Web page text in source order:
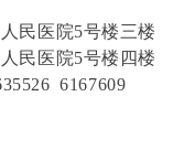
民医院5号楼三楼
民医院5号楼四楼
6167609